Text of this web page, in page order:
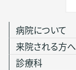
病院について
来院される方へ
診療科